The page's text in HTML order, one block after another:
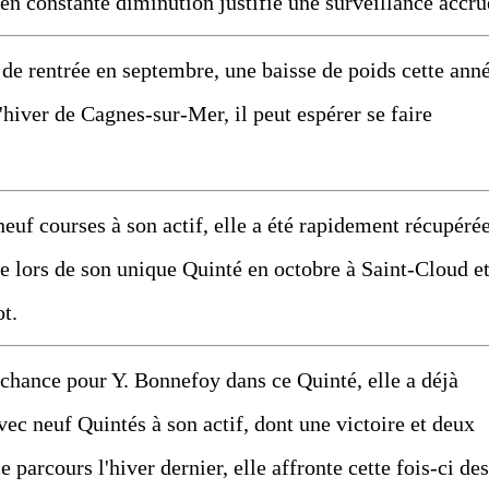
rentrée en septembre, une baisse de poids cette
de Cagnes-sur-Mer, il peut espérer se faire
courses à son actif, elle a été rapidement
lors de son unique Quinté en octobre à Saint-Cloud et
pour Y. Bonnefoy dans ce Quinté, elle a déjà
neuf Quintés à son actif, dont une victoire et deux
parcours l'hiver dernier, elle affronte cette fois-ci des